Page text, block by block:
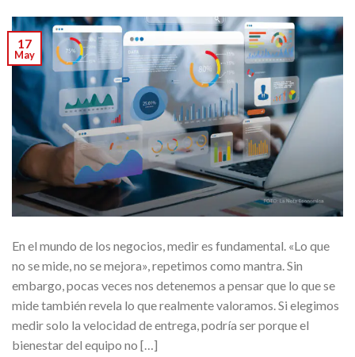
17
May
En el mundo de los negocios, medir es fundamental. «Lo que
no se mide, no se mejora», repetimos como mantra. Sin
embargo, pocas veces nos detenemos a pensar que lo que se
mide también revela lo que realmente valoramos. Si elegimos
medir solo la velocidad de entrega, podría ser porque el
bienestar del equipo no […]